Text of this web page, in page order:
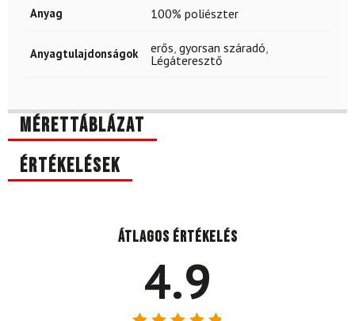
Anyag 100% poliészter
Anyagtulajdonságok erős, gyorsan száradó,
Légáteresztő
Mérettáblázat
Értékelések
Átlagos értékelés
4.9